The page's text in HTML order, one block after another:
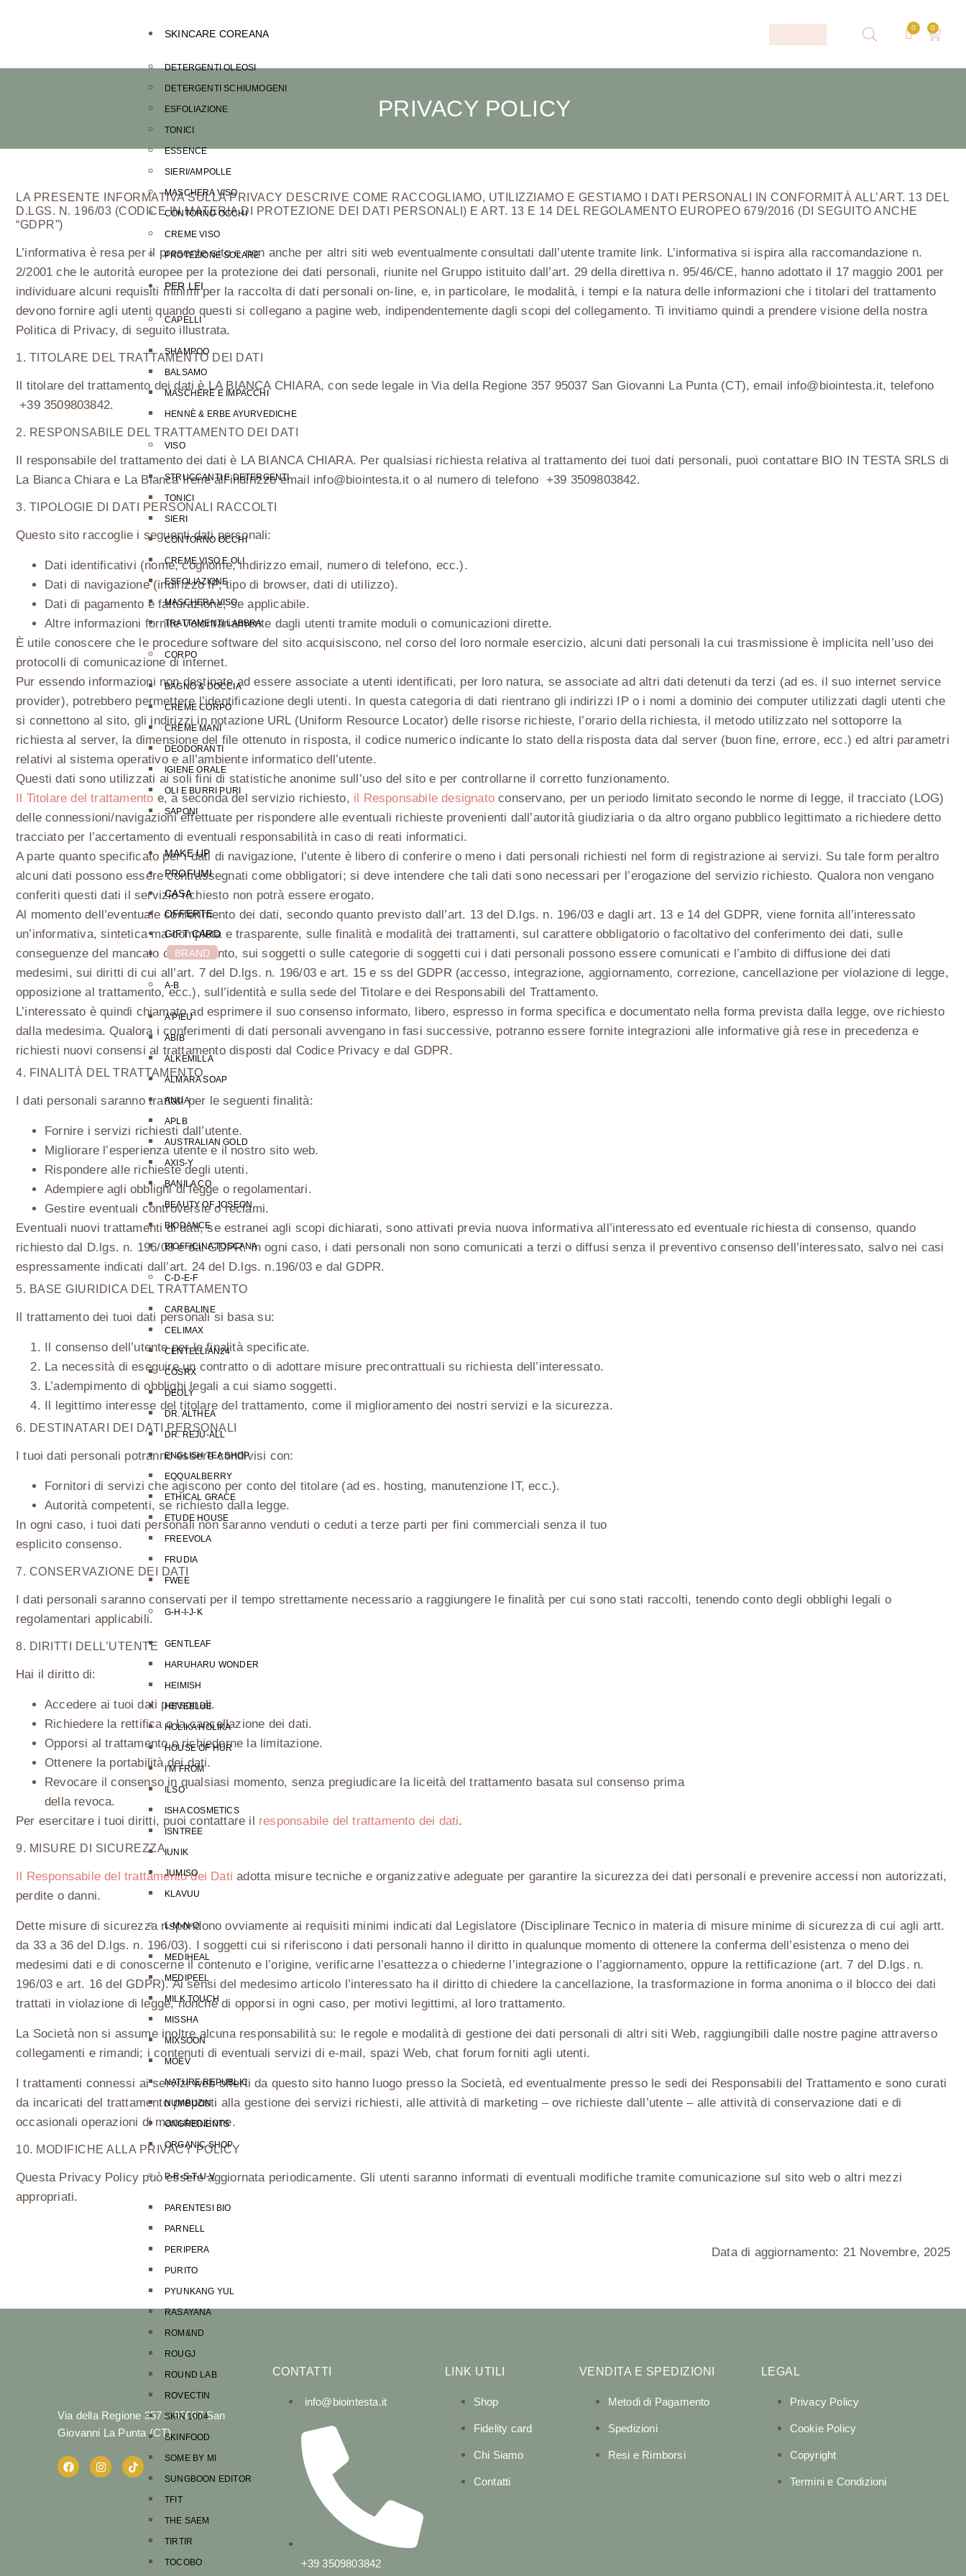
SKINCARE COREANA
DETERGENTI OLEOSI
DETERGENTI SCHIUMOGENI
ESFOLIAZIONE
TONICI
ESSENCE
SIERI/AMPOLLE
MASCHERA VISO
CONTORNO OCCHI
CREME VISO
PROTEZIONE SOLARE
PER LEI
CAPELLI
SHAMPOO
BALSAMO
MASCHERE E IMPACCHI
HENNÈ & ERBE AYURVEDICHE
VISO
STRUCCANTI E DETERGENTI
TONICI
SIERI
CONTORNO OCCHI
CREME VISO E OLI
ESFOLIAZIONE
MASCHERA VISO
TRATTAMENTI LABBRA
CORPO
BAGNO & DOCCIA
CREME CORPO
CREME MANI
DEODORANTI
IGIENE ORALE
OLI E BURRI PURI
SAPONI
MAKE UP
PROFUMI
CASA
OFFERTE
GIFT CARD
BRAND
A-B
A’PIEU
ABIB
ALKEMILLA
ALMARA SOAP
ANUA
APLB
AUSTRALIAN GOLD
AXIS-Y
BANILA CO
BEAUTY OF JOSEON
BIODANCE
BIOFFICINA TOSCANA
C-D-E-F
CARBALINE
CELIMAX
CENTELLIAN24
COSRX
DEOLY
DR. ALTHEA
DR. REJU-ALL
ENGLISH TEA SHOP
EQQUALBERRY
ETHICAL GRACE
ETUDE HOUSE
FREEVOLA
FRUDIA
FWEE
G-H-I-J-K
GENTLEAF
HARUHARU WONDER
HEIMISH
HEVEBLUE
HOLIKA HOLIKA
HOUSE OF HUR
I’M FROM
ILSO
ISHA COSMETICS
ISNTREE
IUNIK
JUMISO
KLAVUU
L-M-N-O
MEDIHEAL
MEDIPEEL
MILK TOUCH
MISSHA
MIXSOON
MOEV
NATURE REPUBLIC
NUMBUZIN
ONGREDIENTS
ORGANIC SHOP
P-R-S-T-U-V
PARENTESI BIO
PARNELL
PERIPERA
PURITO
PYUNKANG YUL
RASAYANA
ROM&ND
ROUGJ
ROUND LAB
ROVECTIN
SKIN 1004
SKINFOOD
SOME BY MI
SUNGBOON EDITOR
TFIT
THE SAEM
TIRTIR
TOCOBO
0 0
PRIVACY POLICY
LA PRESENTE INFORMATIVA SULLA PRIVACY DESCRIVE COME RACCOGLIAMO, UTILIZZIAMO E GESTIAMO I DATI PERSONALI IN CONFORMITÀ ALL’ART. 13 DEL
D.LGS. N. 196/03 (CODICE IN MATERIA DI PROTEZIONE DEI DATI PERSONALI) E ART. 13 E 14 DEL REGOLAMENTO EUROPEO 679/2016 (DI SEGUITO ANCHE
“GDPR”)
L’informativa è resa per il presente sito e non anche per altri siti web eventualmente consultati dall’utente tramite link. L’informativa si ispira alla raccomandazione n.
2/2001 che le autorità europee per la protezione dei dati personali, riunite nel Gruppo istituito dall’art. 29 della direttiva n. 95/46/CE, hanno adottato il 17 maggio 2001 per
individuare alcuni requisiti minimi per la raccolta di dati personali on-line, e, in particolare, le modalità, i tempi e la natura delle informazioni che i titolari del trattamento
devono fornire agli utenti quando questi si collegano a pagine web, indipendentemente dagli scopi del collegamento. Ti invitiamo quindi a prendere visione della nostra
Politica di Privacy, di seguito illustrata.
1. TITOLARE DEL TRATTAMENTO DEI DATI
Il titolare del trattamento dei dati è LA BIANCA CHIARA, con sede legale in Via della Regione 357 95037 San Giovanni La Punta (CT), email info@biointesta.it, telefono
+39 3509803842.
2. RESPONSABILE DEL TRATTAMENTO DEI DATI
Il responsabile del trattamento dei dati è LA BIANCA CHIARA. Per qualsiasi richiesta relativa al trattamento dei tuoi dati personali, puoi contattare BIO IN TESTA SRLS di
La Bianca Chiara e La Bianca Ireneall’indirizzo email info@biointesta.it o al numero di telefono +39 3509803842.
3. TIPOLOGIE DI DATI PERSONALI RACCOLTI
Questo sito raccoglie i seguenti dati personali:
Dati identificativi (nome, cognome, indirizzo email, numero di telefono, ecc.).
Dati di navigazione (indirizzo IP, tipo di browser, dati di utilizzo).
Dati di pagamento e fatturazione, se applicabile.
Altre informazioni fornite volontariamente dagli utenti tramite moduli o comunicazioni dirette.
È utile conoscere che le procedure software del sito acquisiscono, nel corso del loro normale esercizio, alcuni dati personali la cui trasmissione è implicita nell’uso dei
protocolli di comunicazione di internet.
Pur essendo informazioni non destinate ad essere associate a utenti identificati, per loro natura, se associate ad altri dati detenuti da terzi (ad es. il suo internet service
provider), potrebbero permettere l’identificazione degli utenti. In questa categoria di dati rientrano gli indirizzi IP o i nomi a dominio dei computer utilizzati dagli utenti che
si connettono al sito, gli indirizzi in notazione URL (Uniform Resource Locator) delle risorse richieste, l’orario della richiesta, il metodo utilizzato nel sottoporre la
richiesta al server, la dimensione del file ottenuto in risposta, il codice numerico indicante lo stato della risposta data dal server (buon fine, errore, ecc.) ed altri parametri
relativi al sistema operativo e all’ambiente informatico dell’utente.
Questi dati sono utilizzati ai soli fini di statistiche anonime sull’uso del sito e per controllarne il corretto funzionamento.
Il Titolare del trattamento e, a seconda del servizio richiesto, il Responsabile designatoconservano, per un periodo limitato secondo le norme di legge, il tracciato (LOG)
delle connessioni/navigazioni effettuate per rispondere alle eventuali richieste provenienti dall’autorità giudiziaria o da altro organo pubblico legittimato a richiedere detto
tracciato per l’accertamento di eventuali responsabilità in caso di reati informatici.
A parte quanto specificato per i dati di navigazione, l’utente è libero di conferire o meno i dati personali richiesti nel form di registrazione ai servizi. Su tale form peraltro
alcuni dati possono essere contrassegnati come obbligatori; si deve intendere che tali dati sono necessari per l’erogazione del servizio richiesto. Qualora non vengano
conferiti questi dati il servizio richiesto non potrà essere erogato.
Al momento dell’eventuale conferimento dei dati, secondo quanto previsto dall’art. 13 del D.lgs. n. 196/03 e dagli art. 13 e 14 del GDPR, viene fornita all’interessato
un’informativa, sintetica ma completa e trasparente, sulle finalità e modalità dei trattamenti, sul carattere obbligatorio o facoltativo del conferimento dei dati, sulle
conseguenze del mancato conferimento, sui soggetti o sulle categorie di soggetti cui i dati personali possono essere comunicati e l’ambito di diffusione dei dati
medesimi, sui diritti di cui all’art. 7 del D.lgs. n. 196/03 e art. 15 e ss del GDPR (accesso, integrazione, aggiornamento, correzione, cancellazione per violazione di legge,
opposizione al trattamento, ecc.), sull’identità e sulla sede del Titolare e dei Responsabili del Trattamento.
L’interessato è quindi chiamato ad esprimere il suo consenso informato, libero, espresso in forma specifica e documentato nella forma prevista dalla legge, ove richiesto
dalla medesima. Qualora i conferimenti di dati personali avvengano in fasi successive, potranno essere fornite integrazioni alle informative già rese in precedenza e
richiesti nuovi consensi al trattamento disposti dal Codice Privacy e dal GDPR.
4. FINALITÀ DEL TRATTAMENTO
I dati personali saranno trattati per le seguenti finalità:
Fornire i servizi richiesti dall’utente.
Migliorare l’esperienza utente e il nostro sito web.
Rispondere alle richieste degli utenti.
Adempiere agli obblighi di legge o regolamentari.
Gestire eventuali controversie o reclami.
Eventuali nuovi trattamenti di dati, se estranei agli scopi dichiarati, sono attivati previa nuova informativa all’interessato ed eventuale richiesta di consenso, quando
richiesto dal D.lgs. n. 196/03 e dal GDPR. In ogni caso, i dati personali non sono comunicati a terzi o diffusi senza il preventivo consenso dell’interessato, salvo nei casi
espressamente indicati dall’art. 24 del D.lgs. n.196/03 e dal GDPR.
5. BASE GIURIDICA DEL TRATTAMENTO
Il trattamento dei tuoi dati personali si basa su:
Il consenso dell’utente per le finalità specificate.
La necessità di eseguire un contratto o di adottare misure precontrattuali su richiesta dell’interessato.
L’adempimento di obblighi legali a cui siamo soggetti.
Il legittimo interesse del titolare del trattamento, come il miglioramento dei nostri servizi e la sicurezza.
6. DESTINATARI DEI DATI PERSONALI
I tuoi dati personali potranno essere condivisi con:
Fornitori di servizi che agiscono per conto del titolare (ad es. hosting, manutenzione IT, ecc.).
Autorità competenti, se richiesto dalla legge.
In ogni caso, i tuoi dati personali non saranno venduti o ceduti a terze parti per fini commerciali senza il tuo
esplicito consenso.
7. CONSERVAZIONE DEI DATI
I dati personali saranno conservati per il tempo strettamente necessario a raggiungere le finalità per cui sono stati raccolti, tenendo conto degli obblighi legali o
regolamentari applicabili.
8. DIRITTI DELL’UTENTE
Hai il diritto di:
Accedere ai tuoi dati personali.
Richiedere la rettifica o la cancellazione dei dati.
Opporsi al trattamento o richiederne la limitazione.
Ottenere la portabilità dei dati.
Revocare il consenso in qualsiasi momento, senza pregiudicare la liceità del trattamento basata sul consenso prima
della revoca.
Per esercitare i tuoi diritti, puoi contattare il responsabile del trattamento dei dati.
9. MISURE DI SICUREZZA
Il Responsabile del trattamento dei Dati adotta misure tecniche e organizzative adeguate per garantire la sicurezza dei dati personali e prevenire accessi non autorizzati,
perdite o danni.
Dette misure di sicurezza rispondono ovviamente ai requisiti minimi indicati dal Legislatore (Disciplinare Tecnico in materia di misure minime di sicurezza di cui agli artt.
da 33 a 36 del D.lgs. n. 196/03). I soggetti cui si riferiscono i dati personali hanno il diritto in qualunque momento di ottenere la conferma dell’esistenza o meno dei
medesimi dati e di conoscerne il contenuto e l’origine, verificarne l’esattezza o chiederne l’integrazione o l’aggiornamento, oppure la rettificazione (art. 7 del D.lgs. n.
196/03 e art. 16 del GDPR). Ai sensi del medesimo articolo l’interessato ha il diritto di chiedere la cancellazione, la trasformazione in forma anonima o il blocco dei dati
trattati in violazione di legge, nonché di opporsi in ogni caso, per motivi legittimi, al loro trattamento.
La Società non si assume inoltre alcuna responsabilità su: le regole e modalità di gestione dei dati personali di altri siti Web, raggiungibili dalle nostre pagine attraverso
collegamenti e rimandi; i contenuti di eventuali servizi di e-mail, spazi Web, chat forum forniti agli utenti.
I trattamenti connessi ai servizi web offerti da questo sito hanno luogo presso la Società, ed eventualmente presso le sedi dei Responsabili del Trattamento e sono curati
da incaricati del trattamento preposti alla gestione dei servizi richiesti, alle attività di marketing – ove richieste dall’utente – alle attività di conservazione dati e di
occasionali operazioni di manutenzione.
10. MODIFICHE ALLA PRIVACY POLICY
Questa Privacy Policy può essere aggiornata periodicamente. Gli utenti saranno informati di eventuali modifiche tramite comunicazione sul sito web o altri mezzi
appropriati.
Data di aggiornamento: 21 Novembre, 2025
Via della Regione 357 – 95037 San
Giovanni La Punta (CT)
CONTATTI
info@biointesta.it
+39 3509803842
LINK UTILI
Shop
Fidelity card
Chi Siamo
Contatti
VENDITA E SPEDIZIONI
Metodi di Pagamento
Spedizioni
Resi e Rimborsi
LEGAL
Privacy Policy
Cookie Policy
Copyright
Termini e Condizioni